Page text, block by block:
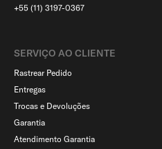
+55 (11) 3197-0367
SERVIÇO AO CLIENTE​
Rastrear Pedido
Entregas
Trocas e Devoluções
Garantia
Atendimento Garantia